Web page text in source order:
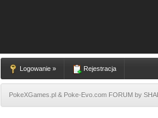
Logowanie » Rejestracja
PokeXGames.pl & Poke-Evo.com FORUM by